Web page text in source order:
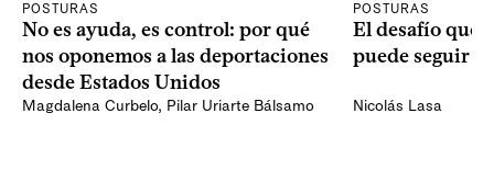
POSTURAS
No es ayuda, es control: por qué
nos oponemos a las deportaciones
desde Estados Unidos
Magdalena Curbelo, Pilar Uriarte Bálsamo
POSTURAS
El desafío que
puede seguir
Nicolás Lasa